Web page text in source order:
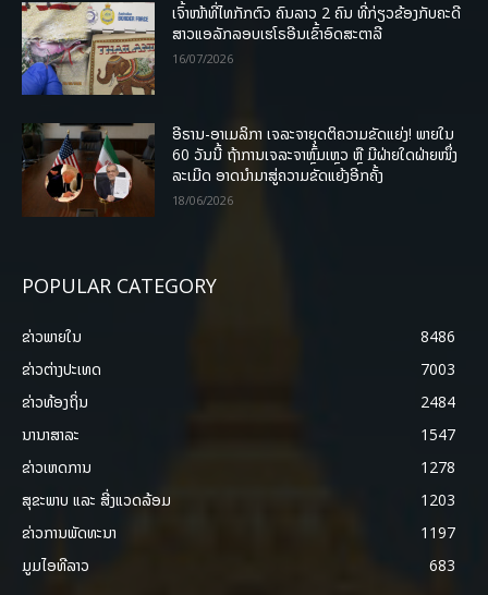
ເຈົ້າໜ້າທີ່ໄທກັກຕົວ ຄົນລາວ 2 ຄົນ ທີ່ກ່ຽວຂ້ອງກັບຄະດີ
ສາວແອລັກລອບເຮໂຣອີນເຂົ້າອົດສະຕາລີ
16/07/2026
ອີຣານ-ອາເມລິກາ ເຈລະຈາຍຸດຕິຄວາມຂັດແຍ່ງ! ພາຍໃນ
60 ວັນນີ້ ຖ້າການເຈລະຈາຫຼົ້ມເຫຼວ ຫຼື ມີຝ່າຍໃດຝ່າຍໜຶ່ງ
ລະເມີດ ອາດນໍາມາສູ່ຄວາມຂັດແຍ້ງອີກຄັ້ງ
18/06/2026
POPULAR CATEGORY
ຂ່າວພາຍ​ໃນ
8486
ຂ່າວຕ່າງປະເທດ
7003
ຂ່າວທ້ອງຖິ່ນ
2484
ນານາສາລະ
1547
ຂ່າວເຫດການ
1278
ສຸຂະພາບ ແລະ ສີ່ງແວດລ້ອມ
1203
ຂ່າວການພັດທະນາ
1197
ມູມໄອທີລາວ
683